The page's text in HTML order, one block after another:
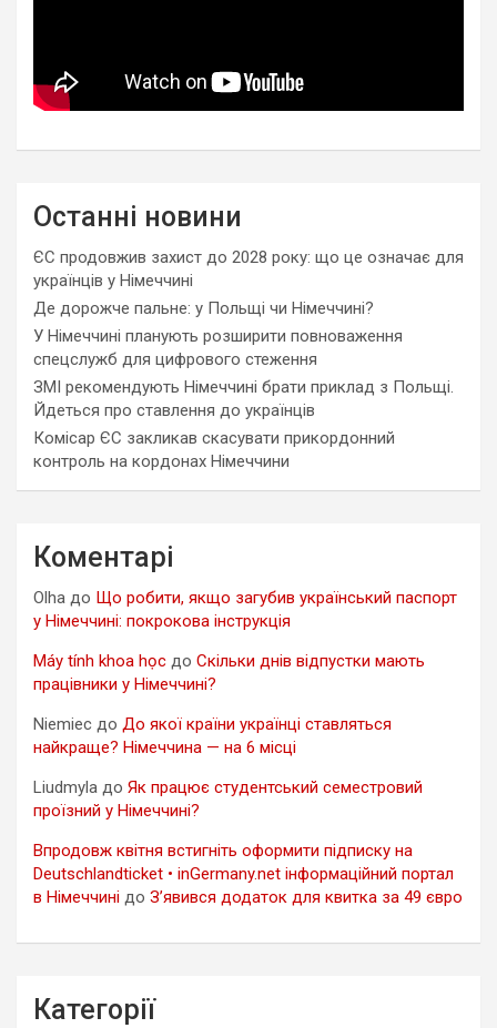
Останні новини
ЄС продовжив захист до 2028 року: що це означає для
українців у Німеччині
Де дорожче пальне: у Польщі чи Німеччині?
У Німеччині планують розширити повноваження
спецслужб для цифрового стеження
ЗМІ рекомендують Німеччині брати приклад з Польщі.
Йдеться про ставлення до українців
Комісар ЄС закликав скасувати прикордонний
контроль на кордонах Німеччини
Коментарі
Olha до Що робити, якщо загубив український паспорт
у Німеччині: покрокова інструкція
Máy tính khoa học до Скільки днів відпустки мають
працівники у Німеччині?
Niemiec до До якої країни українці ставляться
найкраще? Німеччина — на 6 місці
Liudmyla до Як працює студентський семестровий
проїзний у Німеччині?
Впродовж квітня встигніть оформити підписку на
Deutschlandticket • inGermany.net інформаційний портал
в Німеччині до З’явився додаток для квитка за 49 євро
Категорії